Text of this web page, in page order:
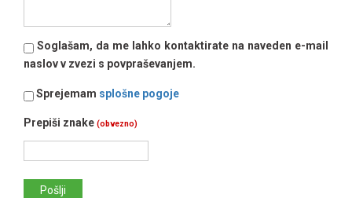
Soglašam, da me lahko kontaktirate na naveden e-mail
naslov v zvezi s povpraševanjem.
Sprejemam splošne pogoje
Prepiši znake (obvezno)
Pošlji